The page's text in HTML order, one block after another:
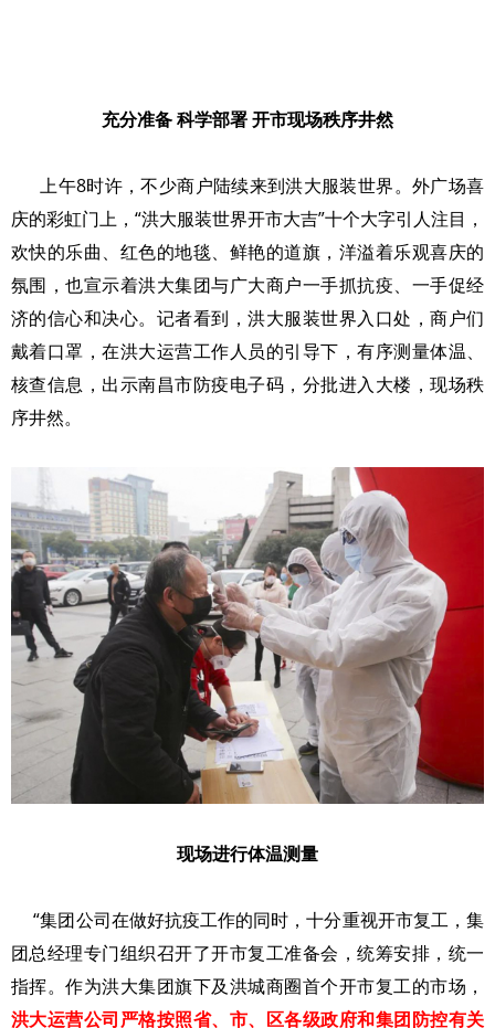
充分准备 科学部署 开市现场秩序井然
上午8时许，不少商户陆续来到洪大服装世界。外广场喜
庆的彩虹门上，“洪大服装世界开市大吉”十个大字引人注目，
欢快的乐曲、红色的地毯、鲜艳的道旗，洋溢着乐观喜庆的
氛围，也宣示着洪大集团与广大商户一手抓抗疫、一手促经
济的信心和决心。记者看到，洪大服装世界入口处，商户们
戴着口罩，在洪大运营工作人员的引导下，有序测量体温、
核查信息，出示南昌市防疫电子码，分批进入大楼，现场秩
序井然。
现场进行体温测量
“集团公司在做好抗疫工作的同时，十分重视开市复工，集
团总经理专门组织召开了开市复工准备会，统筹安排，统一
指挥。作为洪大集团旗下及洪城商圈首个开市复工的市场，
洪大运营公司严格按照省、市、区各级政府和集团防控有关